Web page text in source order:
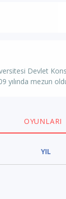
Devlet
yılında mezun
OYUNLARI
YIL